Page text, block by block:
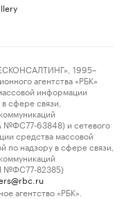
1995–
агентства «РБК»
информации
сфере связи,
№ФС77-63848) и сетевого
средства массовой
надзору в сфере связи,
№ФС77-82385)
агентство «РБК».